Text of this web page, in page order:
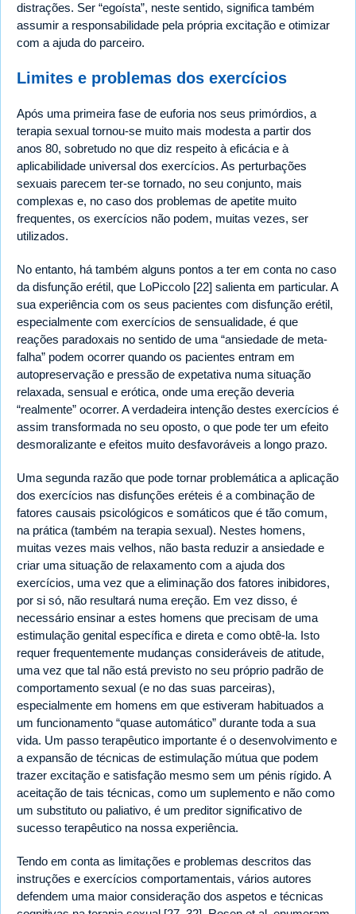
distrações. Ser “egoísta”, neste sentido, significa também
assumir a responsabilidade pela própria excitação e otimizar
com a ajuda do parceiro.
Limites e problemas dos exercícios
Após uma primeira fase de euforia nos seus primórdios, a
terapia sexual tornou-se muito mais modesta a partir dos
anos 80, sobretudo no que diz respeito à eficácia e à
aplicabilidade universal dos exercícios. As perturbações
sexuais parecem ter-se tornado, no seu conjunto, mais
complexas e, no caso dos problemas de apetite muito
frequentes, os exercícios não podem, muitas vezes, ser
utilizados.
No entanto, há também alguns pontos a ter em conta no caso
da disfunção erétil, que LoPiccolo [22] salienta em particular. A
sua experiência com os seus pacientes com disfunção erétil,
especialmente com exercícios de sensualidade, é que
reações paradoxais no sentido de uma “ansiedade de meta-
falha” podem ocorrer quando os pacientes entram em
autopreservação e pressão de expetativa numa situação
relaxada, sensual e erótica, onde uma ereção deveria
“realmente” ocorrer. A verdadeira intenção destes exercícios é
assim transformada no seu oposto, o que pode ter um efeito
desmoralizante e efeitos muito desfavoráveis a longo prazo.
Uma segunda razão que pode tornar problemática a aplicação
dos exercícios nas disfunções eréteis é a combinação de
fatores causais psicológicos e somáticos que é tão comum,
na prática (também na terapia sexual). Nestes homens,
muitas vezes mais velhos, não basta reduzir a ansiedade e
criar uma situação de relaxamento com a ajuda dos
exercícios, uma vez que a eliminação dos fatores inibidores,
por si só, não resultará numa ereção. Em vez disso, é
necessário ensinar a estes homens que precisam de uma
estimulação genital específica e direta e como obtê-la. Isto
requer frequentemente mudanças consideráveis de atitude,
uma vez que tal não está previsto no seu próprio padrão de
comportamento sexual (e no das suas parceiras),
especialmente em homens em que estiveram habituados a
um funcionamento “quase automático” durante toda a sua
vida. Um passo terapêutico importante é o desenvolvimento e
a expansão de técnicas de estimulação mútua que podem
trazer excitação e satisfação mesmo sem um pénis rígido. A
aceitação de tais técnicas, como um suplemento e não como
um substituto ou paliativo, é um preditor significativo de
sucesso terapêutico na nossa experiência.
Tendo em conta as limitações e problemas descritos das
instruções e exercícios comportamentais, vários autores
defendem uma maior consideração dos aspetos e técnicas